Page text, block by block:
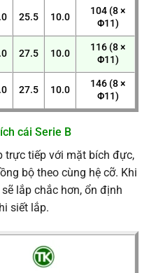
25.5 10.0
104 (8 ×
Φ11)
27.5 10.0
116 (8 ×
Φ11)
27.5 10.0
146 (8 ×
Φ11)
cái Serie B
trực tiếp với mặt bích đực,
bộ theo cùng hệ cỡ. Khi
lắp chắc hơn, ổn định
siết lắp.